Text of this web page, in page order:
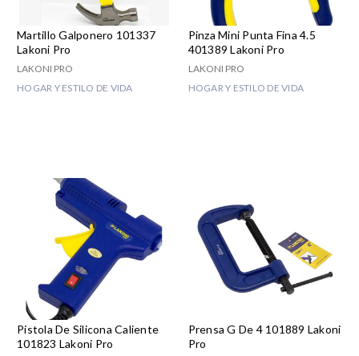
Martillo Galponero 101337
Lakoni Pro
LAKONI PRO
HOGAR Y ESTILO DE VIDA
Pinza Mini Punta Fina 4.5
401389 Lakoni Pro
LAKONI PRO
HOGAR Y ESTILO DE VIDA
Pistola De Silicona Caliente
101823 Lakoni Pro
Prensa G De 4 101889 Lakoni
Pro